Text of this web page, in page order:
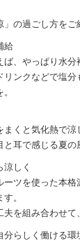
の過ごし方をご
給
、やっぱり水分
ンクなどで塩分
くと気化熱で涼
耳で感じる夏の
しく
ツを使った本格
。
を組み合わせて
らしく働ける環